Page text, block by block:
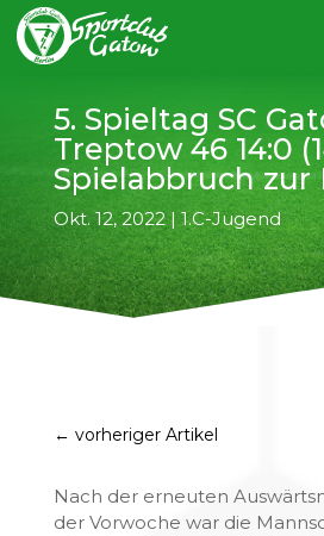
5. Spieltag SC
Treptow 46 14:0
Spielabbruch zur
Okt. 12, 2022|1.C-Jugend
← vorheriger Artikel
Nach der erneuten
der Vorwoche war die